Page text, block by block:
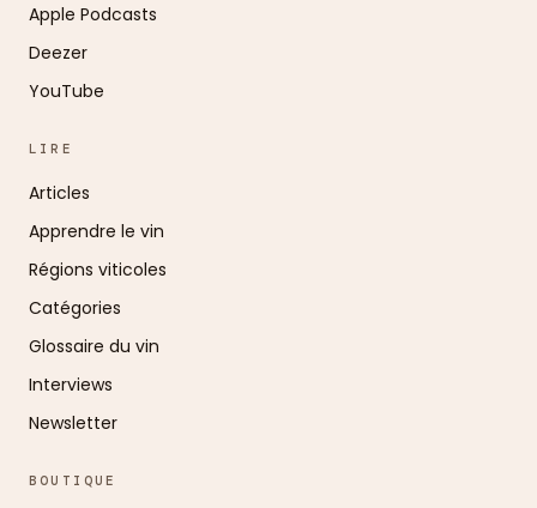
Apple Podcasts
Deezer
YouTube
LIRE
Articles
Apprendre le vin
Régions viticoles
Catégories
Glossaire du vin
Interviews
Newsletter
BOUTIQUE